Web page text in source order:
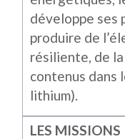
développe ses
produire de
résiliente, de
contenus dans
lithium).
LES MISSIONS